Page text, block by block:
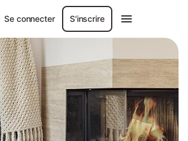
Se connecter S'inscrire